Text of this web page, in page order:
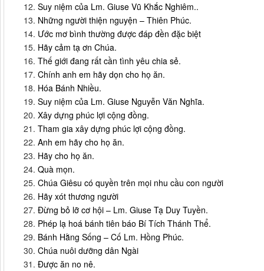
Suy niệm của Lm. Giuse Vũ Khắc Nghiêm..
Những người thiện nguyện – Thiên Phúc.
Ước mơ bình thường được đáp đền đặc biệt
Hãy cảm tạ ơn Chúa.
Thế giới đang rất cần tình yêu chia sẻ.
Chính anh em hãy dọn cho họ ăn.
Hóa Bánh Nhiều.
Suy niệm của Lm. Giuse Nguyễn Văn Nghĩa.
Xây dựng phúc lợi cộng đồng.
Tham gia xây dựng phúc lợi cộng đồng.
Anh em hãy cho họ ăn.
Hãy cho họ ăn.
Quà mọn.
Chúa Giêsu có quyền trên mọi nhu cầu con người
Hãy xót thương người
Đừng bỏ lỡ cơ hội – Lm. Giuse Tạ Duy Tuyền.
Phép lạ hoá bánh tiên báo Bí Tích Thánh Thể.
Bánh Hằng Sống – Cố Lm. Hồng Phúc.
Chúa nuôi dưỡng dân Ngài
Được ăn no nê.